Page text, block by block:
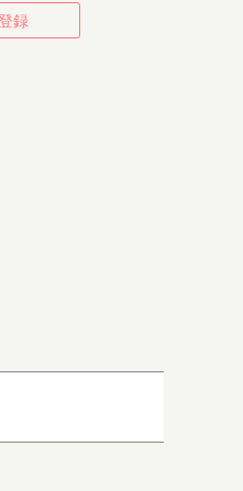
録